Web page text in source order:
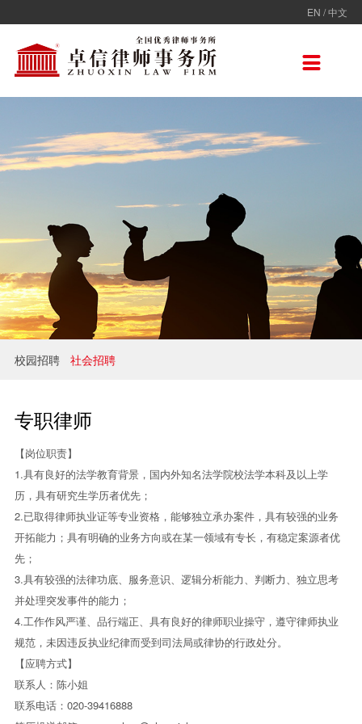
EN /中文
卓信简介
价值观
全部
保险
财税
房地产
雇佣与劳动
互联网与高新技术
婚姻继承与私人财富管理
兼并与收购
清算与破产
涉外
私募投资与风险投资
诉讼与争议解决
刑事
银行与融资
证券与资本市场
卓信香港
ADVOC
卓信动态
校园招聘
联系我们

校园招聘 社会招聘
专职律师
【岗位职责】
1.具有良好的法学教育背景，国内外知名法学院校法学本科及以上学
历，具有研究生学历者优先；
2.已取得律师执业证等专业资格，能够独立承办案件，具有较强的业务
开拓能力；具有明确的业务方向或在某一领域有专长，有稳定案源者优
先；
3.具有较强的法律功底、服务意识、逻辑分析能力、判断力、独立思考
并处理突发事件的能力；
4.工作作风严谨、品行端正、具有良好的律师职业操守，遵守律师执业
规范，未因违反执业纪律而受到司法局或律协的行政处分。
【应聘方式】
联系人：陈小姐
联系电话：020-39416888